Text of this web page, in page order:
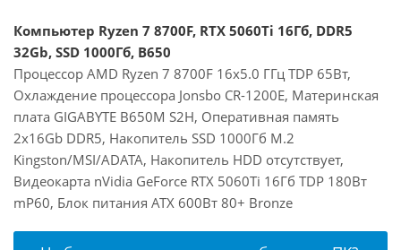
Компьютер Ryzen 7 8700F, RTX 5060Ti 16Гб, DDR5
32Gb, SSD 1000Гб, B650
Процессор AMD Ryzen 7 8700F 16x5.0 ГГц TDP 65Вт,
Охлаждение процессора Jonsbo CR-1200E, Материнская
плата GIGABYTE B650M S2H, Оперативная память
2x16Gb DDR5, Накопитель SSD 1000Гб M.2
Kingston/MSI/ADATA, Накопитель HDD отсутствует,
Видеокарта nVidia GeForce RTX 5060Ti 16Гб TDP 180Вт
mP60, Блок питания ATX 600Вт 80+ Bronze